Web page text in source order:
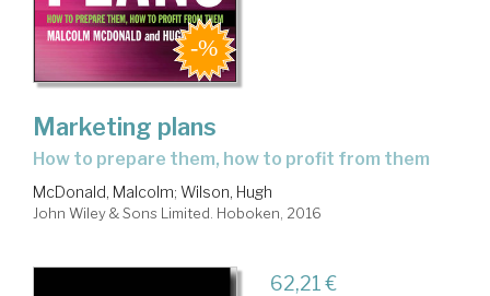
Marketing plans
how to prepare them, how to profit from them
McDonald, Malcolm; Wilson, Hugh
John Wiley & Sons Limited. Hoboken, 2016
62,21 €